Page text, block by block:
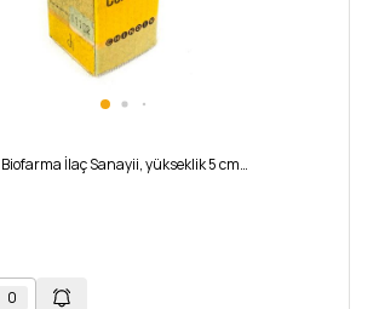
İlaç Sanayii, yükseklik 5 cm…
0